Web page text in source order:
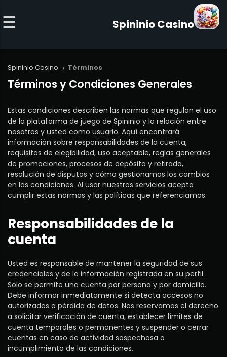
Spininio Casino
Spininio Casino › Términos
Términos y Condiciones Generales
Estas condiciones describen las normas que regulan el uso
de la plataforma de juego de Spininio y la relación entre
nosotros y usted como usuario. Aquí encontrará
información sobre responsabilidades de la cuenta,
requisitos de elegibilidad, uso aceptable, reglas generales
de promociones, procesos de depósito y retirada,
resolución de disputas y cómo gestionamos los cambios
en las condiciones. Al usar nuestros servicios acepta
cumplir estas normas y las políticas que referenciamos.
Responsabilidades de la
cuenta
Usted es responsable de mantener la seguridad de sus
credenciales y de la información registrada en su perfil.
Solo se permite una cuenta por persona y por domicilio.
Debe informar inmediatamente si detecta accesos no
autorizados o pérdida de datos. Nos reservamos el derecho
a solicitar verificación de cuenta, establecer límites de
cuenta temporales o permanentes y suspender o cerrar
cuentas en caso de actividad sospechosa o
incumplimiento de las condiciones.